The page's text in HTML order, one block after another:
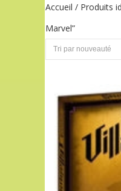
Accueil / Produits
Marvel”